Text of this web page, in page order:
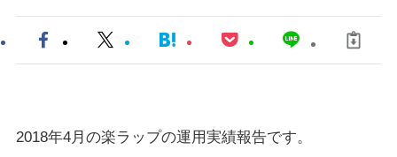
2018年4月の楽ラップの運用実績報告です。